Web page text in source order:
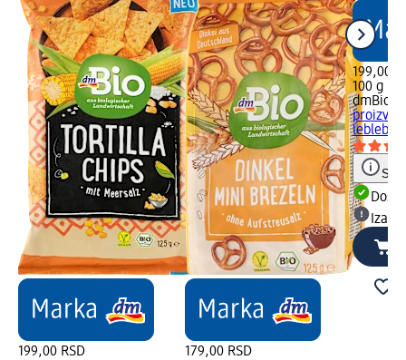
199,00 RSD
179,00 RSD
199,00
100 g
dmBio